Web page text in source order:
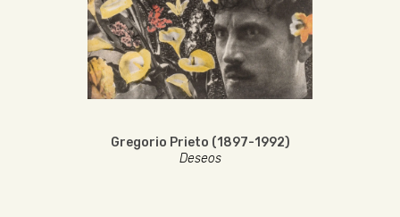
Gregorio Prieto (1897-1992)
Deseos